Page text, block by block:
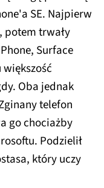
SE. Najpierw
potem trwały
Surface
Oba jednak
telefon
go chociażby
Podzielił
który uczy